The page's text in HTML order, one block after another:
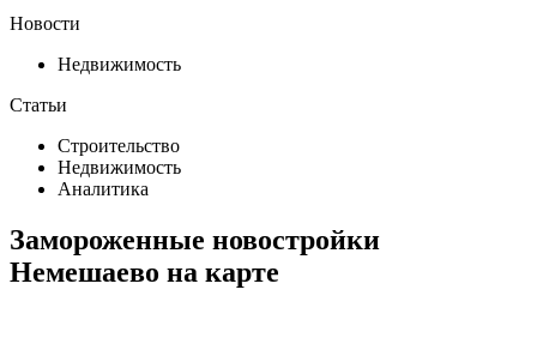
Новости
Недвижимость
Статьи
Строительство
Недвижимость
Аналитика
Замороженные новостройки
Немешаево на карте